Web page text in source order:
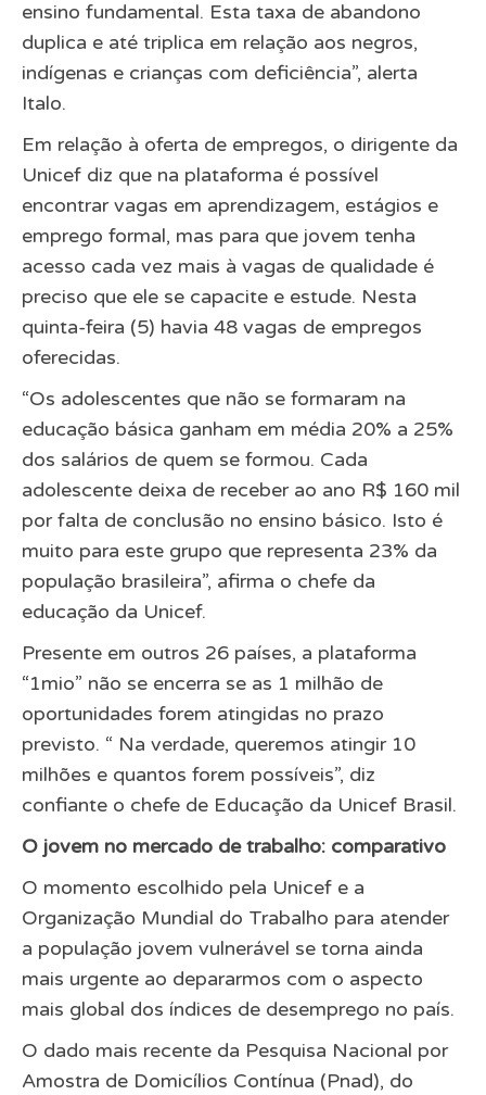
ensino fundamental. Esta taxa de abandono
duplica e até triplica em relação aos negros,
indígenas e crianças com deficiência”, alerta
Italo.
Em relação à oferta de empregos, o dirigente da
Unicef diz que na plataforma é possível
encontrar vagas em aprendizagem, estágios e
emprego formal, mas para que jovem tenha
acesso cada vez mais à vagas de qualidade é
preciso que ele se capacite e estude. Nesta
quinta-feira (5) havia 48 vagas de empregos
oferecidas.
“Os adolescentes que não se formaram na
educação básica ganham em média 20% a 25%
dos salários de quem se formou. Cada
adolescente deixa de receber ao ano R$ 160 mil
por falta de conclusão no ensino básico. Isto é
muito para este grupo que representa 23% da
população brasileira”, afirma o chefe da
educação da Unicef.
Presente em outros 26 países, a plataforma
“1mio” não se encerra se as 1 milhão de
oportunidades forem atingidas no prazo
previsto. “ Na verdade, queremos atingir 10
milhões e quantos forem possíveis”, diz
confiante o chefe de Educação da Unicef Brasil.
O jovem no mercado de trabalho: comparativo
O momento escolhido pela Unicef e a
Organização Mundial do Trabalho para atender
a população jovem vulnerável se torna ainda
mais urgente ao depararmos com o aspecto
mais global dos índices de desemprego no país.
O dado mais recente da Pesquisa Nacional por
Amostra de Domicílios Contínua (Pnad), do